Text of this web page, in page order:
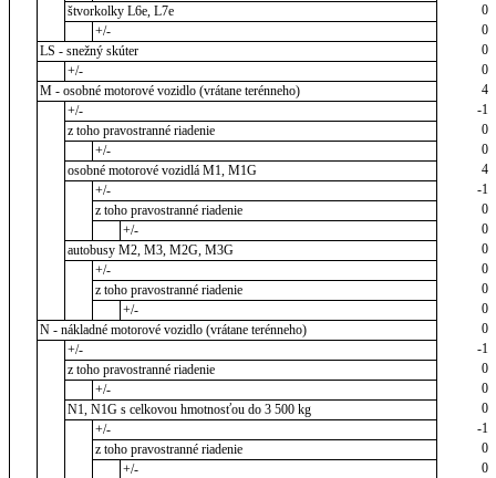
štvorkolky L6e, L7e
0
+/-
0
LS - snežný skúter
0
+/-
0
M - osobné motorové vozidlo (vrátane terénneho)
4
+/-
-1
z toho pravostranné riadenie
0
+/-
0
osobné motorové vozidlá M1, M1G
4
+/-
-1
z toho pravostranné riadenie
0
+/-
0
autobusy M2, M3, M2G, M3G
0
+/-
0
z toho pravostranné riadenie
0
+/-
0
N - nákladné motorové vozidlo (vrátane terénneho)
0
+/-
-1
z toho pravostranné riadenie
0
+/-
0
N1, N1G s celkovou hmotnosťou do 3 500 kg
0
+/-
-1
z toho pravostranné riadenie
0
+/-
0